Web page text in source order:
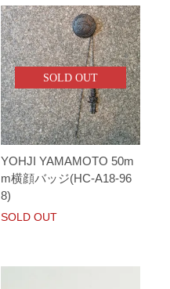
SOLD OUT
YOHJI YAMAMOTO 50m
m横顔バッジ(HC-A18-96
8)
SOLD OUT